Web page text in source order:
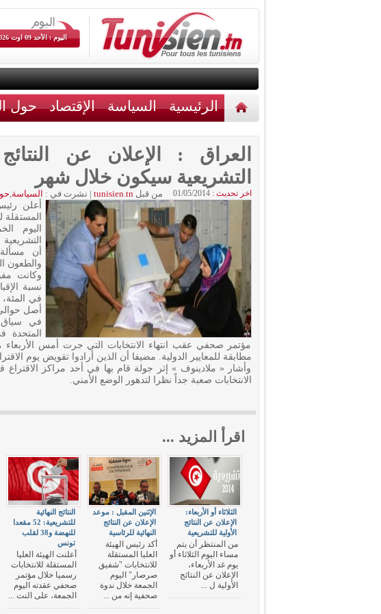
اليوم : الأحد 09 اوت 2026
الرئيسية السياسة الإقتصاد حول
العراق : الإعلان عن النتائج
التشريعية سيكون خلال شهر
اخر تحديث : 01/05/2014 من قبلtunisien.tn
| نشرت في : السياسة,
أعلن
اليوم
أن
والطعون
وكانت
أصل حوالي 20 مليونا يحق لهم
في سياق
المتحدة
مؤتمر صحفي عقب انتهاء الانتخابات التي جرت أمس الأربعاء ،
مطابقة للمعايير الدولية. مضيفا أن الذين أرادوا تقويض يوم
وأشار « ملادينوف » إثر جولة قام بها في أحد مراكز الاقتراع
الانتخابات صعبة جداً نظرا لتدهور الوضع الأمني.
اقرأ المزيد ...
النتائج النهائية
للتشريعية: 52 مقعدا
للنهضة و38 لقلب
تونس
أعلنت الهيئة العليا
المستقلة للانتخابات
رسميا خلال مؤتمر
صحفي عقدته اليوم
الجمعة، على النت ...
الإثنين المقبل : موعد
الإعلان عن النتائج
النهائية للرئاسية
أكد رئيس الهيئة
العليا المستقلة
للانتخابات "شفيق
صرصار" اليوم
الجمعة خلال ندوة
صحفية إنه من ...
الثلاثاء أو الأربعاء:
الإعلان عن النتائج
الأولية للتشريعية
من المنتظر أن يتم
مساء اليوم الثلاثاء أو
يوم غد الأربعاء،
الإعلان عن النتائج
الأولية ل ...